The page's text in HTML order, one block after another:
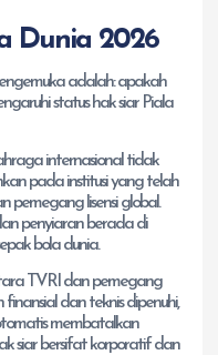
Dunia 2026
adalah: apakah
status hak siar Piala
internasional tidak
pada institusi yang telah
lisensi global.
penyiaran berada di
bola dunia.
TVRI dan pemegang
dan teknis dipenuhi,
membatalkan
siar bersifat korporatif dan